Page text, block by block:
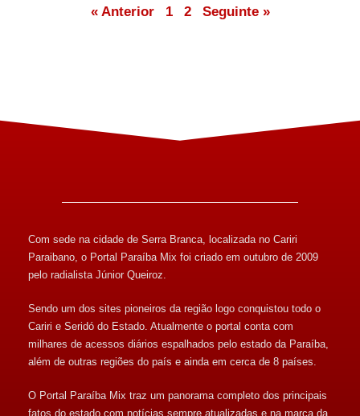
« Anterior 1 2 Seguinte »
Com sede na cidade de Serra Branca, localizada no Cariri
Paraibano, o Portal Paraíba Mix foi criado em outubro de 2009
pelo radialista Júnior Queiroz.
Sendo um dos sites pioneiros da região logo conquistou todo o
Cariri e Seridó do Estado. Atualmente o portal conta com
milhares de acessos diários espalhados pelo estado da Paraíba,
além de outras regiões do país e ainda em cerca de 8 países.
O Portal Paraíba Mix traz um panorama completo dos principais
fatos do estado com notícias sempre atualizadas e na marca da